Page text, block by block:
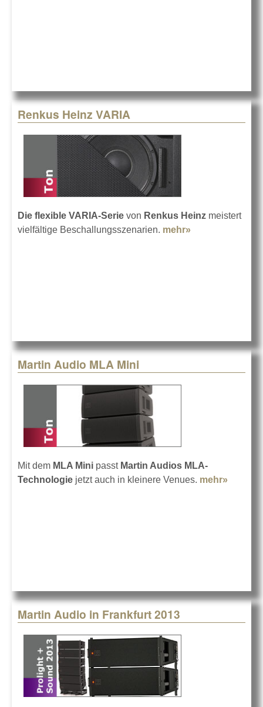
Renkus Heinz VARIA
Die flexible VARIA-Serie von Renkus Heinz meistert
vielfältige Beschallungsszenarien. mehr»
Martin Audio MLA Mini
Mit dem MLA Mini passt Martin Audios MLA-
Technologie jetzt auch in kleinere Venues. mehr»
Martin Audio in Frankfurt 2013